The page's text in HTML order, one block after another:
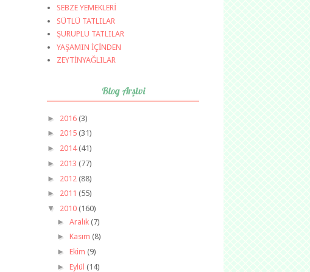
SEBZE YEMEKLERİ
SÜTLÜ TATLILAR
ŞURUPLU TATLILAR
YAŞAMIN İÇİNDEN
ZEYTİNYAĞLILAR
Blog Arşivi
► 2016 (3)
► 2015 (31)
► 2014(41)
► 2013 (77)
► 2012 (88)
► 2011 (55)
▼ 2010 (160)
► Aralık (7)
► Kasım (8)
► Ekim (9)
► Eylül (14)